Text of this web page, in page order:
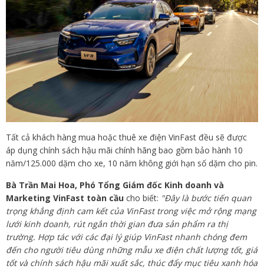
Tất cả khách hàng mua hoặc thuê xe điện VinFast đều sẽ được
áp dụng chính sách hậu mãi chính hãng bao gồm bảo hành 10
năm/125.000 dặm cho xe, 10 năm không giới hạn số dặm cho pin.
Bà Trần Mai Hoa, Phó Tổng Giám đốc Kinh doanh và
Marketing VinFast toàn cầu cho biết: "Đây là bước tiến quan
trọng khẳng định cam kết của VinFast trong việc mở rộng mạng
lưới kinh doanh, rút ngắn thời gian đưa sản phẩm ra thị
trường. Hợp tác với các đại lý giúp VinFast nhanh chóng đem
đến cho người tiêu dùng những mẫu xe điện chất lượng tốt, giá
tốt và chính sách hậu mãi xuất sắc, thúc đẩy mục tiêu xanh hóa